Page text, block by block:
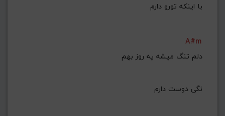
با اینکه تورو دارم
A#m
نگی دوست دارم